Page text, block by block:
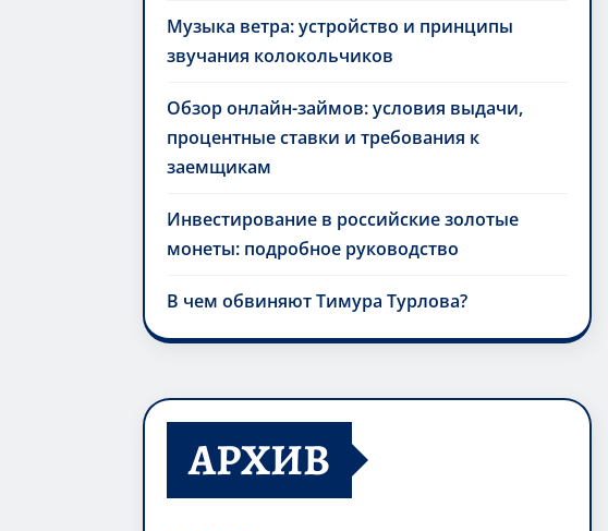
Музыка ветра: устройство и принципы
звучания колокольчиков
Обзор онлайн-займов: условия выдачи,
процентные ставки и требования к
заемщикам
Инвестирование в российские золотые
монеты: подробное руководство
В чем обвиняют Тимура Турлова?
АРХИВ